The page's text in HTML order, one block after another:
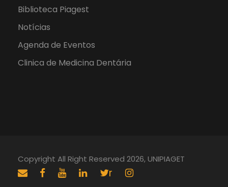
Biblioteca Piagest
Notícias
Agenda de Eventos
Clinica de Medicina Dentária
Copyright All Right Reserved 2026, UNIPIAGET
r